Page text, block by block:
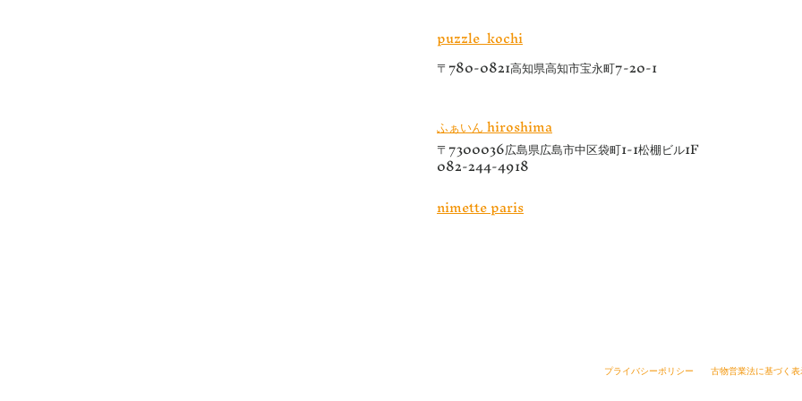
puzzle kochi
〒780-0821高知県高知市宝永町7-20-1
ふぁいん hiroshima
〒7300036広島県広島市中区袋町1-1松棚ビル1F
082-244-4918
nimette paris
プライバシーポリシー 古物営業法に基づく表